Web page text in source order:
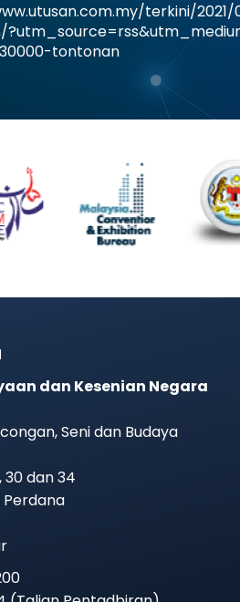
terkini/
tontonan
dan Kesenian Negara
Seni dan Budaya
30 dan 34
Perdana